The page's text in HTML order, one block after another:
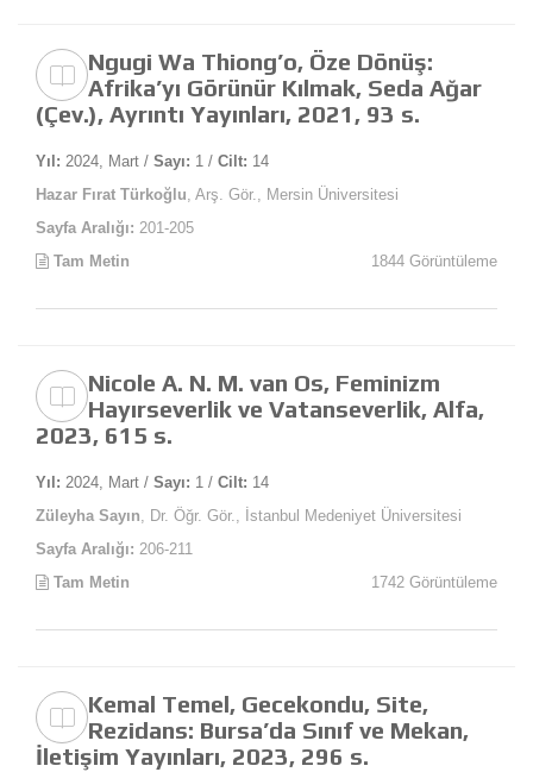
Ngugi Wa Thiong’o, Öze Dönüş:
Afrika’yı Görünür Kılmak, Seda Ağar
(Çev.), Ayrıntı Yayınları, 2021, 93 s.
Yıl: 2024, Mart / Sayı: 1 / Cilt: 14
Hazar Fırat Türkoğlu, Arş. Gör., Mersin Üniversitesi
Sayfa Aralığı: 201-205
Tam Metin
1844 Görüntüleme
Nicole A. N. M. van Os, Feminizm
Hayırseverlik ve Vatanseverlik, Alfa,
2023, 615 s.
Yıl: 2024, Mart / Sayı: 1 / Cilt: 14
Züleyha Sayın, Dr. Öğr. Gör., İstanbul Medeniyet Üniversitesi
Sayfa Aralığı: 206-211
Tam Metin
1742 Görüntüleme
Kemal Temel, Gecekondu, Site,
Rezidans: Bursa’da Sınıf ve Mekan,
İletişim Yayınları, 2023, 296 s.